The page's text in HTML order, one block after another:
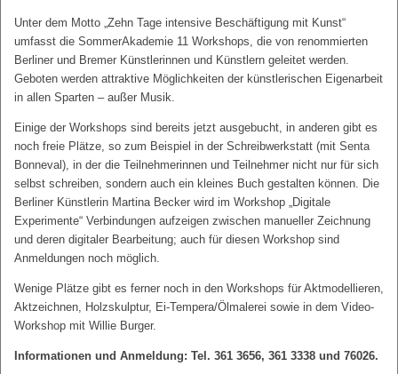
Unter dem Motto „Zehn Tage intensive Beschäftigung mit Kunst“
umfasst die SommerAkademie 11 Workshops, die von renommierten
Berliner und Bremer Künstlerinnen und Künstlern geleitet werden.
Geboten werden attraktive Möglichkeiten der künstlerischen Eigenarbeit
in allen Sparten – außer Musik.
Einige der Workshops sind bereits jetzt ausgebucht, in anderen gibt es
noch freie Plätze, so zum Beispiel in der Schreibwerkstatt (mit Senta
Bonneval), in der die Teilnehmerinnen und Teilnehmer nicht nur für sich
selbst schreiben, sondern auch ein kleines Buch gestalten können. Die
Berliner Künstlerin Martina Becker wird im Workshop „Digitale
Experimente“ Verbindungen aufzeigen zwischen manueller Zeichnung
und deren digitaler Bearbeitung; auch für diesen Workshop sind
Anmeldungen noch möglich.
Wenige Plätze gibt es ferner noch in den Workshops für Aktmodellieren,
Aktzeichnen, Holzskulptur, Ei-Tempera/Ölmalerei sowie in dem Video-
Workshop mit Willie Burger.
Informationen und Anmeldung: Tel. 361 3656, 361 3338 und 76026.